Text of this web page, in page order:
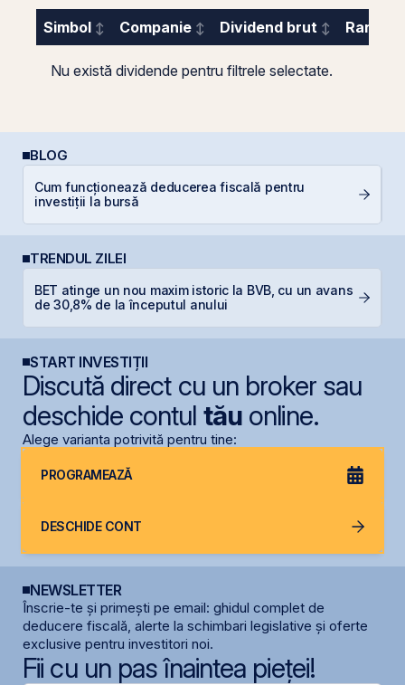
Simbol Companie Dividend brut
Nu există dividende pentru filtrele selectate.
BLOG
Cum funcționează deducerea fiscală pentru
investiții la bursă
TRENDUL ZILEI
BET atinge un nou maxim istoric la BVB, cu un avans
de 30,8% de la începutul anului
START INVESTIȚII
Discută direct cu un broker sau
deschide contul tăuonline.
Alege varianta potrivită pentru tine:
PROGRAMEAZĂ
DESCHIDE CONT
NEWSLETTER
Înscrie-te și primești pe email: ghidul complet de
deducere fiscală, alerte la schimbari legislative și oferte
exclusive pentru investitori noi.
Fii cu un pas înaintea pieței!